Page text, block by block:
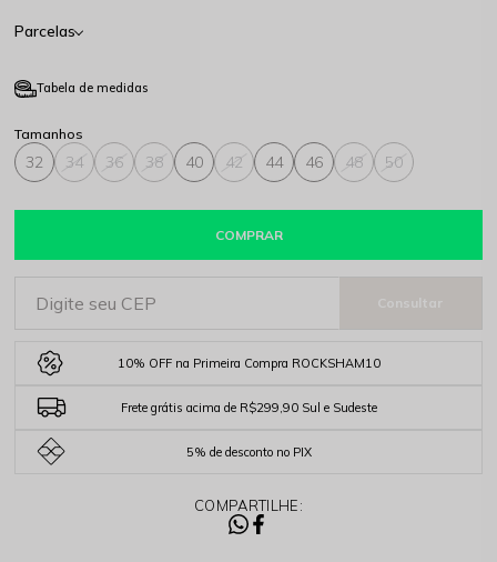
Parcelas
Tabela de medidas
32 34 36 38 40 42 44 46 48 50
COMPRAR
10% OFF na Primeira Compra ROCKSHAM10
Frete grátis acima de R$299,90 Sul e Sudeste
5% de desconto no PIX
COMPARTILHE: